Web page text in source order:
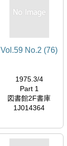
Vol.59 No.2 (76)
1975.3/4
Part 1
図書館2F書庫
1J014364